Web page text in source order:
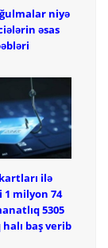
niyə
əsas
ilə
milyon 74
5305
halı baş verib